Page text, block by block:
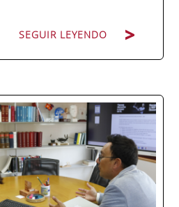
SEGUIR LEYENDO
2026 de ENAE Business
en una de las más
historia de la escuela
en Murcia
de 600 asistentes.
senior de